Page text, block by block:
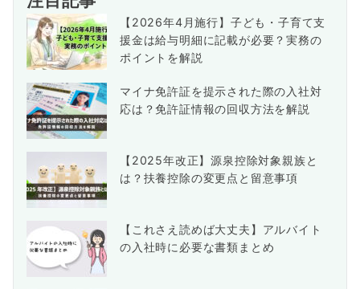
【2026年4月施行】子ども・子育て支
援金は給与明細に記載が必要？実務の
ポイントを解説
マイナ免許証を提示された際の入社対
応は？免許証情報の回収方法を解説
【2025年改正】源泉控除対象親族と
は？扶養控除の変更点と留意事項
【これさえ読めば大丈夫】アルバイト
の入社時に必要な書類まとめ